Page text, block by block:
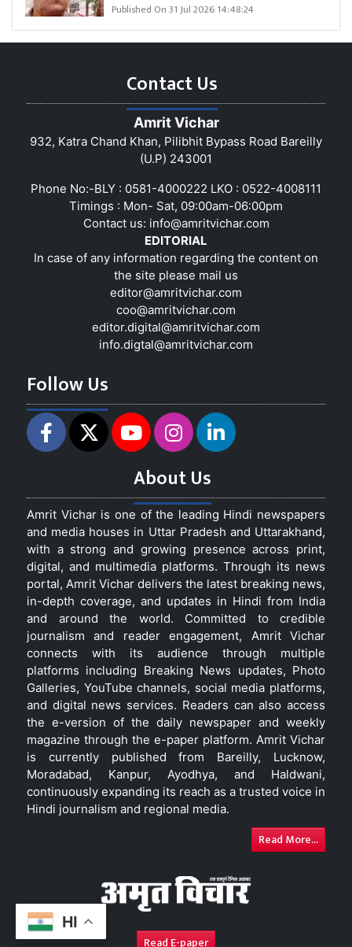
HI
Published On 31 Jul 2026 14:48:24
Contact Us
Amrit Vichar
932, Katra Chand Khan, Pilibhit Bypass Road Bareilly
(U.P) 243001
Phone No:-BLY : 0581-4000222 LKO : 0522-4008111
Timings : Mon- Sat, 09:00am-06:00pm
Contact us: info@amritvichar.com
EDITORIAL
In case of any information regarding the content on
the site please mail us
editor@amritvichar.com
coo@amritvichar.com
editor.digital@amritvichar.com
info.digtal@amritvichar.com
Follow Us
About Us
Amrit Vichar is one of the leading Hindi newspapers
and media houses in Uttar Pradesh and Uttarakhand,
with a strong and growing presence across print,
digital, and multimedia platforms. Through its news
portal, Amrit Vichar delivers the latest breaking news,
in-depth coverage, and updates in Hindi from India
and around the world. Committed to credible
journalism and reader engagement, Amrit Vichar
connects with its audience through multiple
platforms including Breaking News updates, Photo
Galleries, YouTube channels, social media platforms,
and digital news services. Readers can also access
the e-version of the daily newspaper and weekly
magazine through the e-paper platform. Amrit Vichar
is currently published from Bareilly, Lucknow,
Moradabad, Kanpur, Ayodhya, and Haldwani,
continuously expanding its reach as a trusted voice in
Hindi journalism and regional media.
Read More...
Read E-paper